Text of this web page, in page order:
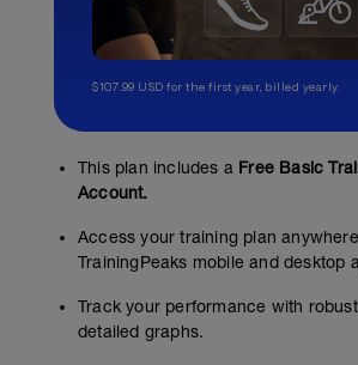
$107.99 USD for the first year, billed yearly.
This plan includes a Free Basic
Account.
Access your training plan
TrainingPeaks mobile and desktop
Track your performance with
detailed graphs.